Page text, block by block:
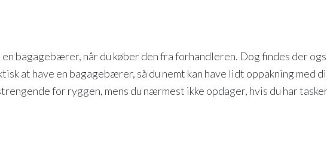
bagagebærer, når du køber den fra forhandleren. Dog findes der
at have en bagagebærer, så du nemt kan have lidt oppakning med
for ryggen, mens du nærmest ikke opdager, hvis du har